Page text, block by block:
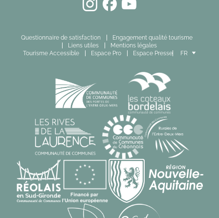
Questionnaire de satisfaction
Engagement qualité tourisme
Liens utiles
Mentions légales
Tourisme Accessible
Espace Pro Espace Presse
FR